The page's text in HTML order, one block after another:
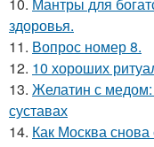
здоровья.
11. Вопрос номер 8.
12. 10 хороших
13. Желатин с медом:
суставах
14. Как Москва